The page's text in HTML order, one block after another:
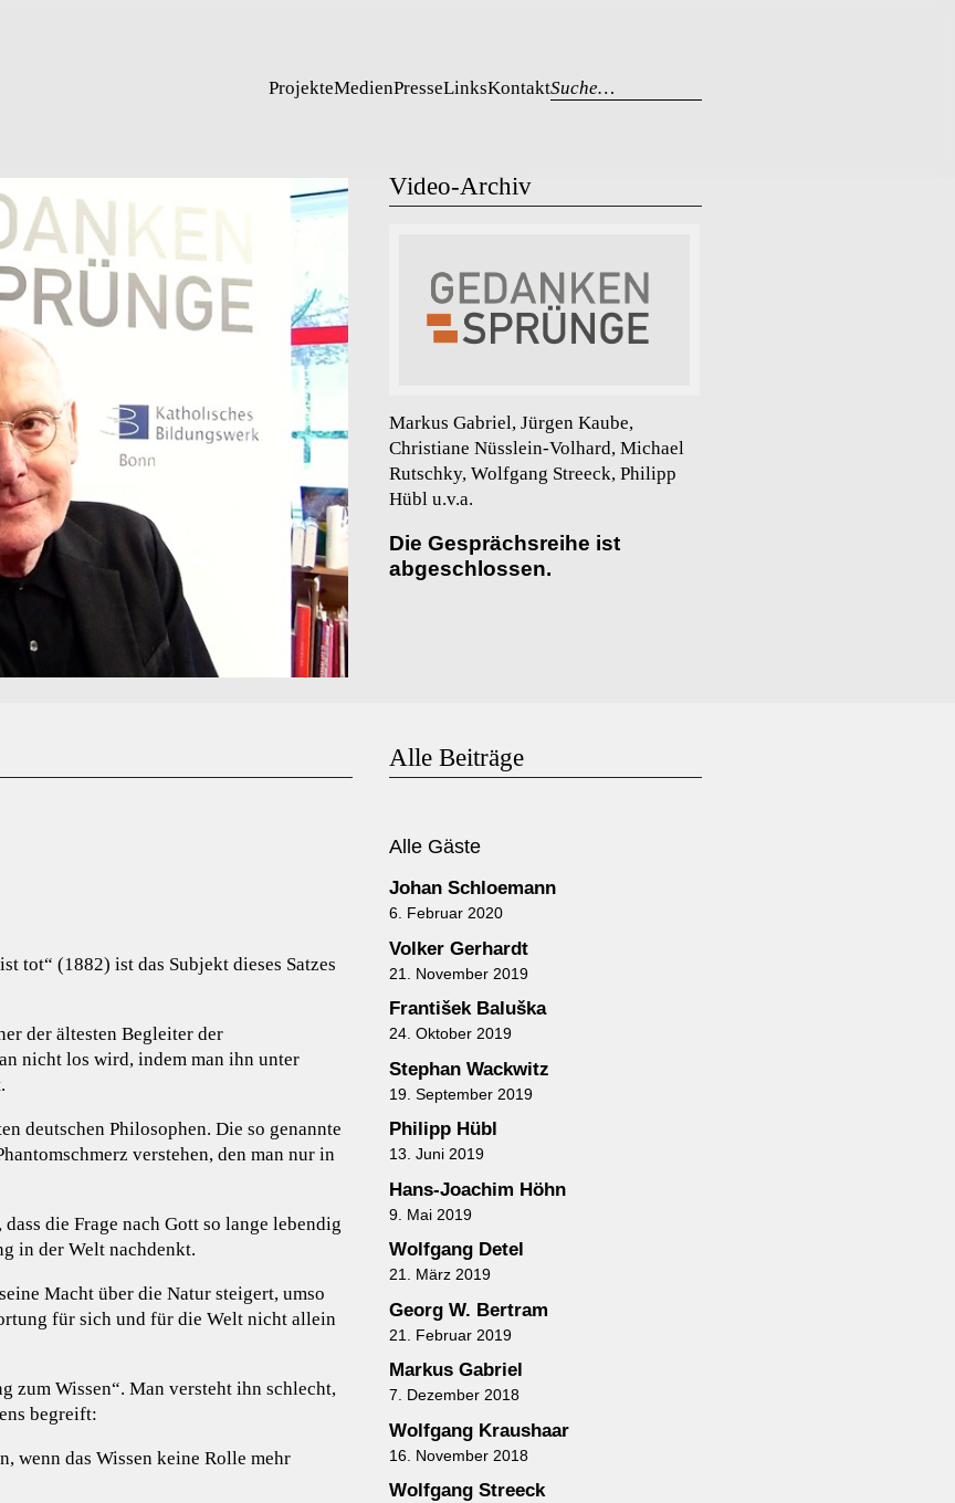
ProjekteMedienPresseLinksKontaktSuche…
Video-Archiv
Markus Gabriel, Jürgen Kaube,
Christiane Nüsslein-Volhard, Michael
Rutschky, Wolfgang Streeck, Philipp
Hübl u.v.a.
Die Gesprächsreihe ist
abgeschlossen.
tot“ (1882) ist das Subjekt dieses Satzes
der ältesten Begleiter der
nicht los wird, indem man ihn unter
deutschen Philosophen. Die so genannte
verstehen, den man nur in
die Frage nach Gott so lange lebendig
in der Welt nachdenkt.
Macht über die Natur steigert, umso
für sich und für die Welt nicht allein
zum Wissen“. Man versteht ihn schlecht,
begreift:
wenn das Wissen keine Rolle mehr
Alle Beiträge
Alle Gäste
Johan Schloemann
6. Februar 2020
Volker Gerhardt
21. November 2019
František Baluška
24. Oktober 2019
Stephan Wackwitz
19. September 2019
Philipp Hübl
13. Juni 2019
Hans-Joachim Höhn
9. Mai 2019
Wolfgang Detel
21. März 2019
Georg W. Bertram
21. Februar 2019
Markus Gabriel
7. Dezember 2018
Wolfgang Kraushaar
16. November 2018
Wolfgang Streeck